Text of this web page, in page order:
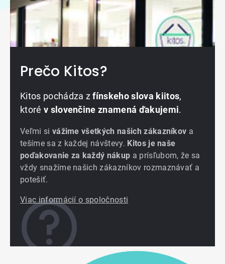
Prečo Kitos?
Kitos pochádza zfínskeho slova kiitos,
ktoré v slovenčine znamená ďakujemi.
Veľmi si vážime všetkých našich zákazníkov a
tešíme sa z každej návštevy. Kitos je naše
poďakovanie za každý nákup a prísľubom, že sa
vždy snažíme našich zákazníkov rozmaznávať a
potešiť.
Viac informácií o spoločnosti